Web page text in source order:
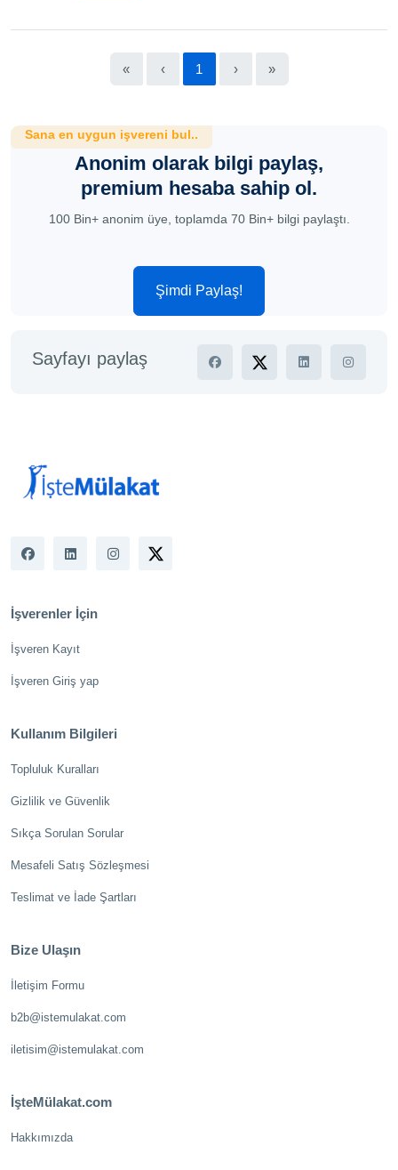
« ‹ 1 › »
Sana en uygun işvereni bul..
Anonim olarak bilgi paylaş,
premium hesaba sahip ol.
100 Bin+ anonim üye, toplamda 70 Bin+ bilgi paylaştı.
Şimdi Paylaş!
Sayfayı paylaş
İşverenler İçin
İşveren Kayıt
İşveren Giriş yap
Kullanım Bilgileri
Topluluk Kuralları
Gizlilik ve Güvenlik
Sıkça Sorulan Sorular
Mesafeli Satış Sözleşmesi
Teslimat ve İade Şartları
Bize Ulaşın
İletişim Formu
b2b@istemulakat.com
iletisim@istemulakat.com
İşteMülakat.com
Hakkımızda